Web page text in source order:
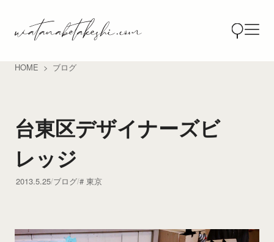
HOME ブログ
台東区デザイナーズビ
レッジ
2013.5.25 ブログ 東京